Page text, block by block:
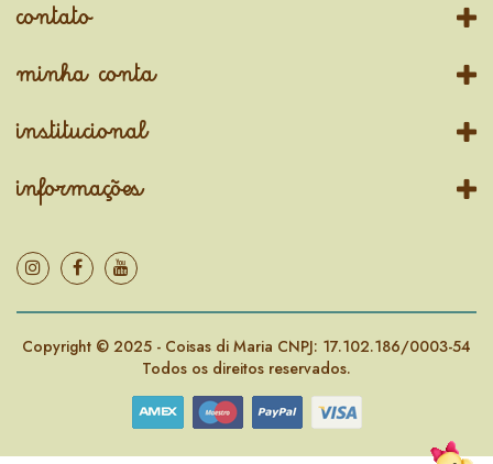
contato
minha conta
institucional
informações
Copyright © 2025 - Coisas di Maria CNPJ: 17.102.186/0003-54
Todos os direitos reservados.